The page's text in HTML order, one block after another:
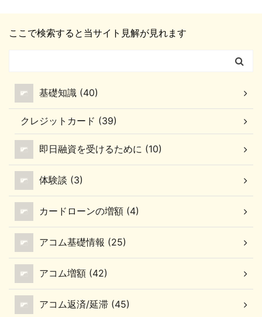
スのキャッシングサービ
スを申し込んでいない時
となるセブンカード・プ
増枠について 「利用限度
ト」 「審査にかかる時間
や在籍確認の有無」 「増
額/増枠審査のリスク」
以上のような点をまとめ
ています。 セブンカー
ド・プラスの利用限度額
増額/増枠の申し込み方
法 ここでのポイント ネ
ットからは、JCBカード
なら「My JCB」、VIS ...
金利手数料はいくらかか
の金利手数料はいくらか
を安くする方法」 といっ
た内容をご紹介していき
ます。 ショッピングの金
利手数料について ここで
のポイント 1回払いと2
回払いでは、金利手数料
はなし リボ払いでは、実
ここで検索すると当サイト見解が見れます
基礎知識 (40)
クレジットカード (39)
即日融資を受けるために (10)
体験談 (3)
カードローンの増額 (4)
アコム基礎情報 (25)
アコム増額 (42)
アコム返済/延滞 (45)